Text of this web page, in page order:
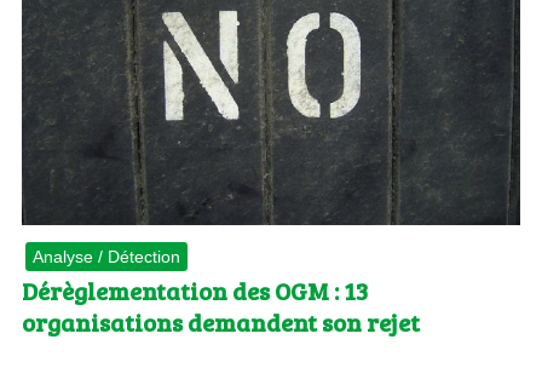
Analyse / Détection
Dérèglementation des OGM : 13
organisations demandent son rejet